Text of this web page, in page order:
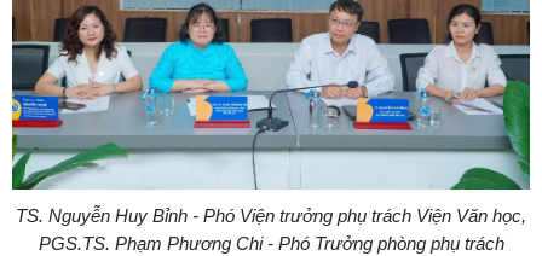
TS. Nguyễn Huy Bỉnh - Phó Viện trưởng phụ trách Viện Văn học,
PGS.TS. Phạm Phương Chi - Phó Trưởng phòng phụ trách